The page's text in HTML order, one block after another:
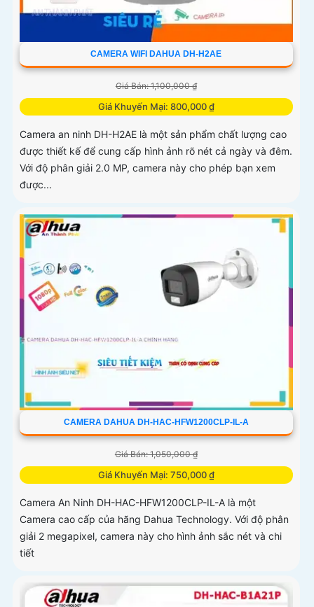
CAMERA WIFI DAHUA DH-H2AE
Giá Bán: 1,100,000 ₫
Giá Khuyến Mại: 800,000 ₫
Camera an ninh DH-H2AE là một sản phẩm chất lượng cao
được thiết kế để cung cấp hình ảnh rõ nét cả ngày và đêm.
Với độ phân giải 2.0 MP, camera này cho phép bạn xem
được...
CAMERA DAHUA DH-HAC-HFW1200CLP-IL-A
Giá Bán: 1,050,000 ₫
Giá Khuyến Mại: 750,000 ₫
Camera An Ninh DH-HAC-HFW1200CLP-IL-A là một
Camera cao cấp của hãng Dahua Technology. Với độ phân
giải 2 megapixel, camera này cho hình ảnh sắc nét và chi
tiết